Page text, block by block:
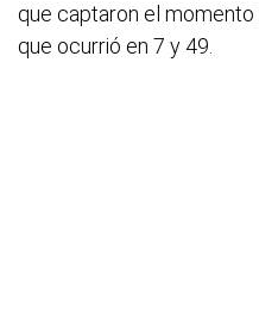
que captaron el
que ocurrió en 7 y 49.